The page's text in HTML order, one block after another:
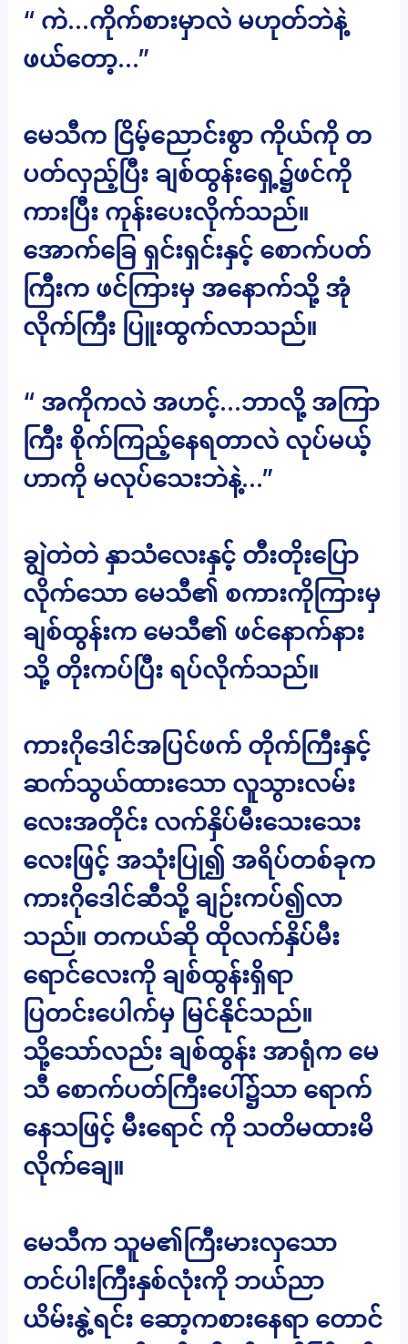
“ ကဲ…ကိုက်စားမှာလဲ မဟုတ်ဘဲနဲ့
ဖယ်တော့…”
မေသီက ငြိမ့်ညောင်းစွာ ကိုယ်ကို တ
ပတ်လှည့်ပြီး ချစ်ထွန်းရှေ့၌ဖင်ကို
ကားပြီး ကုန်းပေးလိုက်သည်။
အောက်ခြေ ရှင်းရှင်းနှင့် စောက်ပတ်
ကြီးက ဖင်ကြားမှ အနောက်သို့ အုံ
လိုက်ကြီး ပြူးထွက်လာသည်။
“ အကိုကလဲ အဟင့်…ဘာလို့ အကြာ
ကြီး စိုက်ကြည့်နေရတာလဲ လုပ်မယ့်
ဟာကို မလုပ်သေးဘဲနဲ့…”
ချွဲတဲတဲ နှာသံလေးနှင့် တီးတိုးပြော
လိုက်သော မေသီ၏ စကားကိုကြားမှ
ချစ်ထွန်းက မေသီ၏ ဖင်နောက်နား
သို့ တိုးကပ်ပြီး ရပ်လိုက်သည်။
ကားဂိုဒေါင်အပြင်ဖက် တိုက်ကြီးနှင့်
ဆက်သွယ်ထားသော လူသွားလမ်း
လေးအတိုင်း လက်နှိပ်မီးသေးသေး
လေးဖြင့် အသုံးပြု၍ အရိပ်တစ်ခုက
ကားဂိုဒေါင်ဆီသို့ ချဉ်းကပ်၍လာ
သည်။ တကယ်ဆို ထိုလက်နှိပ်မီး
ရောင်လေးကို ချစ်ထွန်းရှိရာ
ပြတင်းပေါက်မှ မြင်နိုင်သည်။
သို့သော်လည်း ချစ်ထွန်း အာရုံက မေ
သီ စောက်ပတ်ကြီးပေါ်၌သာ ရောက်
နေသဖြင့် မီးရောင် ကို သတိမထားမိ
လိုက်ချေ။
မေသီက သူမ၏ကြီးမားလှသော
တင်ပါးကြီးနှစ်လုံးကို ဘယ်ညာ
ယိမ်းနွဲ့ရင်း ဆော့ကစားနေရာ တောင်